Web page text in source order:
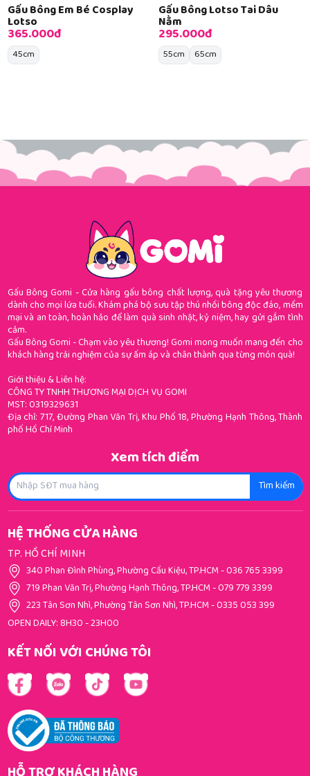
Gấu Bông Em Bé Cosplay
Lotso
365.000đ
45cm
Gấu Bông Lotso Tai Dâu
Nằm
295.000đ
55cm 65cm
Gấu Bông Gomi - Cửa hàng gấu bông chất lượng, quà tặng yêu thương
dành cho mọi lứa tuổi. Khám phá bộ sưu tập thú nhồi bông độc đáo, mềm
mại và an toàn, hoàn hảo để làm quà sinh nhật, kỷ niệm, hay gửi gắm tình
cảm.
Gấu Bông Gomi - Chạm vào yêu thương! Gomi mong muốn mang đến cho
khách hàng trải nghiệm của sự ấm áp và chân thành qua từng món quà!
Giới thiệu & Liên hệ:
CÔNG TY TNHH THƯƠNG MẠI DỊCH VỤ GOMI
MST: 0319329631
Địa chỉ: 717, Đường Phan Văn Trị, Khu Phố 18, Phường Hạnh Thông, Thành
phố Hồ Chí Minh
Xem tích điểm
Tìm kiếm
HỆ THỐNG CỬA HÀNG
TP. HỒ CHÍ MINH
340 Phan Đình Phùng, Phường Cầu Kiệu, TP.HCM-036 765 3399
719 Phan Văn Trị, Phường Hạnh Thông, TP.HCM-079 779 3399
223 Tân Sơn Nhì, Phường Tân Sơn Nhì, TP.HCM-0335 053 399
OPEN DAILY: 8H30 - 23H00
KẾT NỐI VỚI CHÚNG TÔI